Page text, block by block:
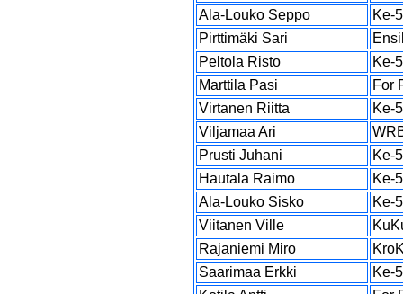
Ala-Louko Seppo
Ke-
Pirttimäki Sari
Peltola Risto
Ke-
Marttila Pasi
For
Virtanen Riitta
Ke-
Viljamaa Ari
Prusti Juhani
Ke-
Hautala Raimo
Ke-
Ala-Louko Sisko
Ke-
Viitanen Ville
Rajaniemi Miro
Saarimaa Erkki
Ke-